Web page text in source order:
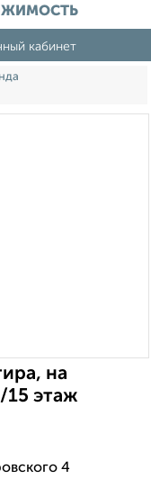
кабинет
на
15 этаж
4